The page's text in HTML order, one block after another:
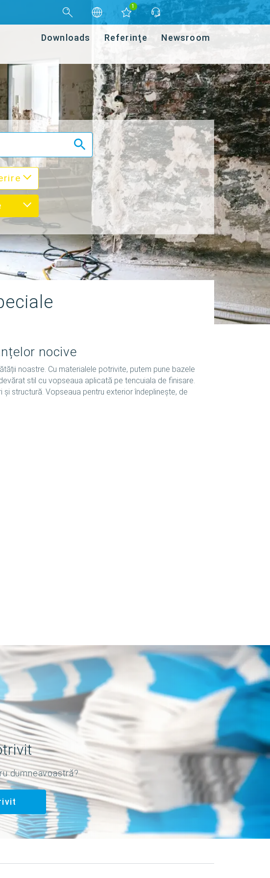
1
Downloads Referinţe Newsroom
nocive
noastre. Cu materialele potrivite, putem pune bazele
stil cu vopseaua aplicată pe tencuiala de finisare.
structură. Vopseaua pentru exterior îndeplinește, de
dumneavoastră?